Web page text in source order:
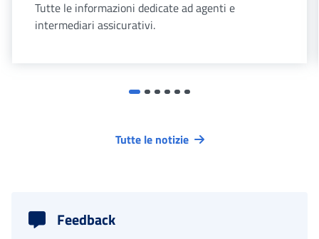
Tutte le informazioni dedicate ad agenti e
intermediari assicurativi.
Tutte le notizie
Feedback